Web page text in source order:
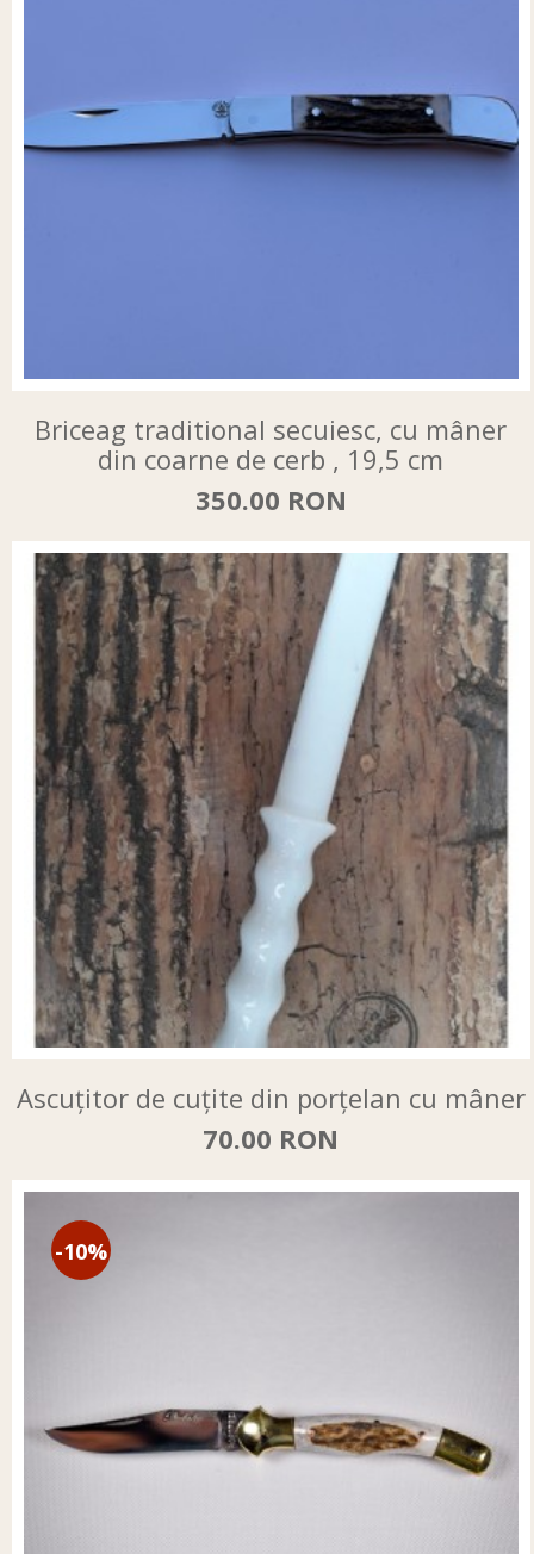
Briceag traditional secuiesc, cu mâner
din coarne de cerb , 19,5 cm
350.00 RON
Ascuțitor de cuțite din porțelan cu mâner
70.00 RON
-10%